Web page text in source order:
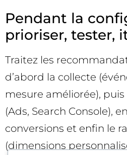
Pendant la
prioriser, tester,
Traitez les
d’abord la collecte
mesure améliorée),
(Ads, Search Console),
conversions et enfin le
(dimensions